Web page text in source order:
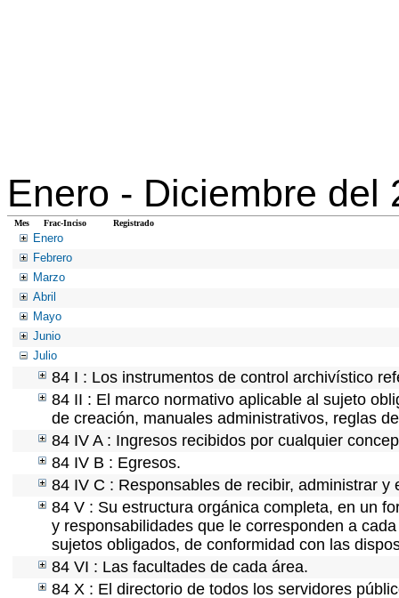
Enero - Diciembre del
Mes Frac-Inciso Registrado
Enero
Febrero
Marzo
Abril
Mayo
Junio
Julio
84 I : Los instrumentos de control archivístico
84 II : El marco normativo aplicable al sujeto
de creación, manuales administrativos, reglas
84 IV A : Ingresos recibidos por cualquier
84 IV B : Egresos.
84 IV C : Responsables de recibir, administrar y
84 V : Su estructura orgánica completa, en un
y responsabilidades que le corresponden a
sujetos obligados, de conformidad con las
84 VI : Las facultades de cada área.
84 X : El directorio de todos los servidores